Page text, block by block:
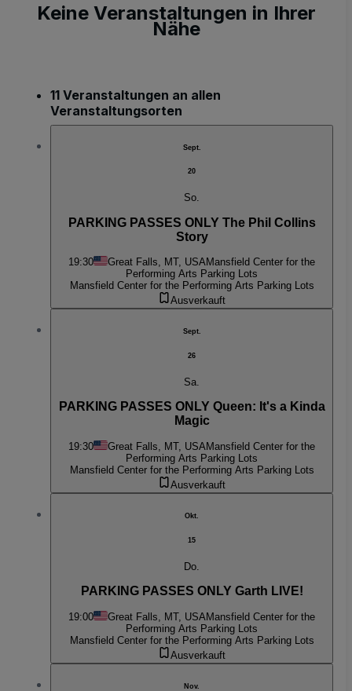
Keine Veranstaltungen in Ihrer
Nähe
11 Veranstaltungen an allen
Veranstaltungsorten
Sept.
20
So.
PARKING PASSES ONLY The Phil Collins
Story
19:30 Great Falls, MT, USAMansfield Center for the
Performing Arts Parking Lots
Mansfield Center for the Performing Arts Parking Lots
Ausverkauft
Sept.
26
Sa.
PARKING PASSES ONLY Queen: It's a Kinda
Magic
19:30 Great Falls, MT, USAMansfield Center for the
Performing Arts Parking Lots
Mansfield Center for the Performing Arts Parking Lots
Ausverkauft
Okt.
15
Do.
PARKING PASSES ONLY Garth LIVE!
19:00 Great Falls, MT, USAMansfield Center for the
Performing Arts Parking Lots
Mansfield Center for the Performing Arts Parking Lots
Ausverkauft
Nov.